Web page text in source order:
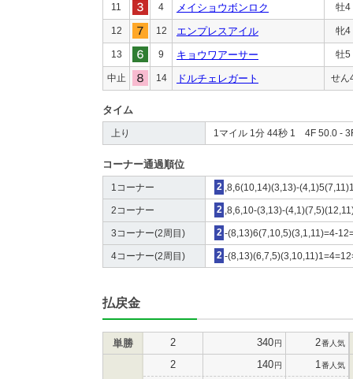
11 4 メイショウボンロク 牡4
12 12 エンプレスアイル 牝4
13 9 キョウワアーサー 牡5
中止 14 ドルチェレガート せん
タイム
上り 1マイル 1分 44秒 1 4F 50.0 -
コーナー通過順位
1コーナー 2 ,8,6(10,14)(3,13)-
2コーナー 2 ,8,6,10-(3,13)-
3コーナー(2周目) 2 -(8,13)6(7,10,5)(3,1,11)=4-
4コーナー(2周目) 2 -
払戻金
単勝 2 340円 2番人気
2 140円 1 番人気